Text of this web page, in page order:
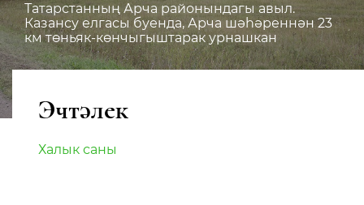
Татарстанның Арча районындагы авыл.
Казансу елгасы буенда, Арча шәһәреннән 23
км төньяк-көнчыгыштарак урнашкан
Эчтәлек
Халык саны